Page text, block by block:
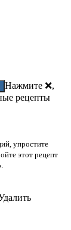
Нажмите ❌,
рецепты
упростите
этот рецепт